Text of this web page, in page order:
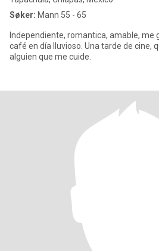
Søker: Mann 55 - 65
Independiente, romantica, amable, me
café en día lluvioso. Una tarde de cine,
alguien que me cuide.